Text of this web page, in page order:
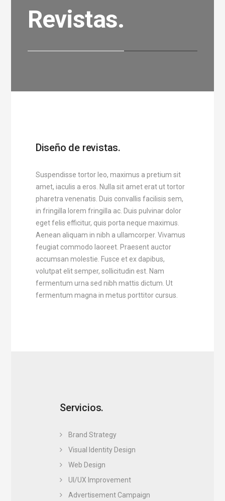
Revistas.
Diseño de revistas.
Suspendisse tortor leo, maximus a pretium sit
amet, iaculis a eros. Nulla sit amet erat ut tortor
pharetra venenatis. Duis convallis facilisis sem,
in fringilla lorem fringilla ac. Duis pulvinar dolor
eget felis efficitur, quis porta neque maximus.
Aenean aliquam in nibh a ullamcorper. Vivamus
feugiat commodo laoreet. Praesent auctor
accumsan molestie. Fusce et ex dapibus,
volutpat elit semper, sollicitudin est. Nam
fermentum urna sed nibh mattis dictum. Ut
fermentum magna in metus porttitor cursus.
Servicios.
Brand Strategy
Visual Identity Design
Web Design
UI/UX Improvement
Advertisement Campaign